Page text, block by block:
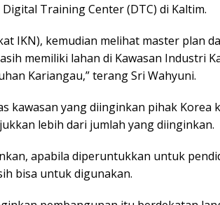
Training Center (DTC) di Kaltim.
IKN), kemudian melihat master plan
memiliki lahan di Kawasan Industri
Kariangau,” terang Sri Wahyuni.
kawasan yang diinginkan pihak Korea
lebih dari jumlah yang diinginkan.
apabila diperuntukkan untuk
bisa untuk digunakan.